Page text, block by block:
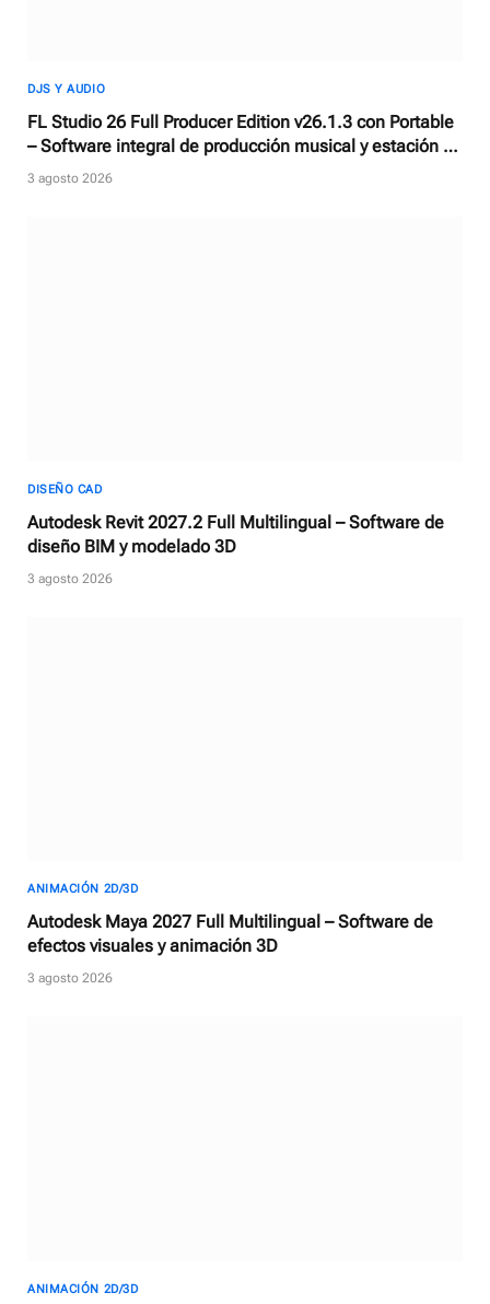
DJS Y AUDIO
FL Studio 26 Full Producer Edition v26.1.3 con Portable
– Software integral de producción musical y estación de
trabajo de audio digital
3 agosto 2026
DISEÑO CAD
Autodesk Revit 2027.2 Full Multilingual – Software de
diseño BIM y modelado 3D
3 agosto 2026
ANIMACIÓN 2D/3D
Autodesk Maya 2027 Full Multilingual – Software de
efectos visuales y animación 3D
3 agosto 2026
ANIMACIÓN 2D/3D